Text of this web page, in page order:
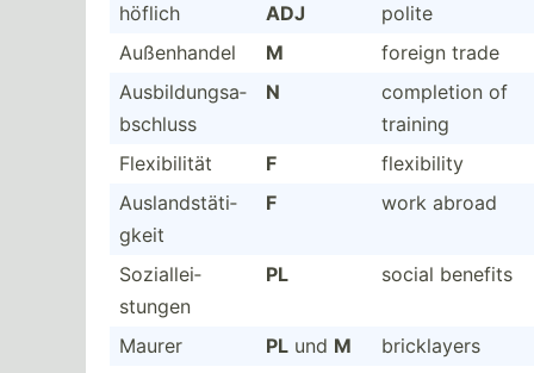
höflich
ADJ
polite
Außenh­andel
M
foreign trade
Ausbil­dun­gsa­
bsc­hluss
N
completion of
training
Flexib­ilität
F
flexib­ility
Auslan­dst­äti­
gkeit
F work abroad
Sozial­lei­
stungen
PL social benefits
Maurer PL und M brickl­ayers